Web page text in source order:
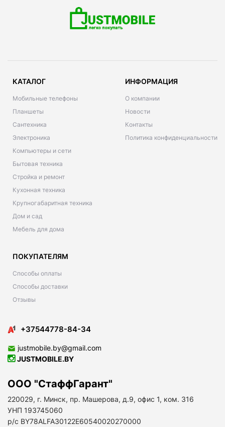
КАТАЛОГ
Мобильные телефоны
Планшеты
Сантехника
Электроника
Компьютеры и сети
Бытовая техника
Стройка и ремонт
Кухонная техника
Крупногабаритная техника
Дом и сад
Мебель для дома
ИНФОРМАЦИЯ
О компании
Новости
Контакты
Политика конфиденциальности
ПОКУПАТЕЛЯМ
Способы оплаты
Способы доставки
Отзывы
+37544778-84-34
justmobile.by@gmail.com
JUSTMOBILE.BY
ООО "СтаффГарант"
220029, г. Минск, пр. Машерова, д.9, офис 1, ком. 316
УНП 193745060
р/с BY78ALFA30122E60540020270000